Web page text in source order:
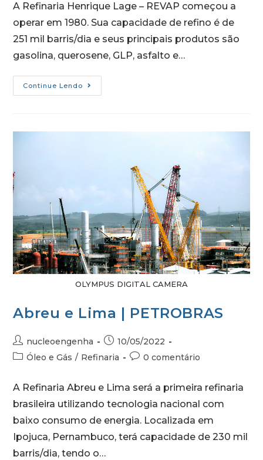
A Refinaria Henrique Lage – REVAP começou a
operar em 1980. Sua capacidade de refino é de
251 mil barris/dia e seus principais produtos são
gasolina, querosene, GLP, asfalto e…
Continue Lendo
OLYMPUS DIGITAL CAMERA
Abreu e Lima | PETROBRAS
nucleoengenha
10/05/2022
Óleo e Gás / Refinaria 0 comentário
A Refinaria Abreu e Lima será a primeira refinaria
brasileira utilizando tecnologia nacional com
baixo consumo de energia. Localizada em
Ipojuca, Pernambuco, terá capacidade de 230 mil
barris/dia, tendo o…